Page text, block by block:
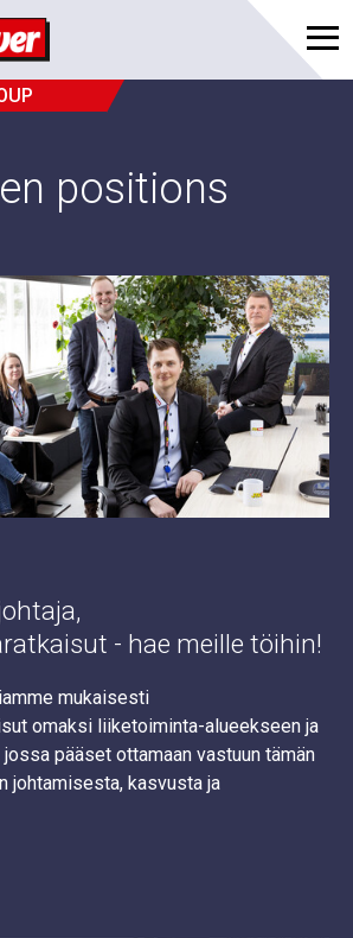
positions
- hae meille töihin!
mukaisesti
omaksi liiketoiminta-alueekseen ja
pääset ottamaan vastuun tämän
johtamisesta, kasvusta ja